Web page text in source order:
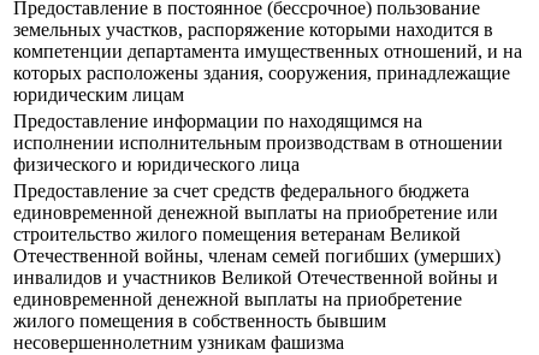
Предоставление в постоянное (бессрочное) пользование
земельных участков, распоряжение которыми находится в
компетенции департамента имущественных отношений, и на
которых расположены здания, сооружения, принадлежащие
юридическим лицам
Предоставление информации по находящимся на
исполнении исполнительным производствам в отношении
физического и юридического лица
Предоставление за счет средств федерального бюджета
единовременной денежной выплаты на приобретение или
строительство жилого помещения ветеранам Великой
Отечественной войны, членам семей погибших (умерших)
инвалидов и участников Великой Отечественной войны и
единовременной денежной выплаты на приобретение
жилого помещения в собственность бывшим
несовершеннолетним узникам фашизма